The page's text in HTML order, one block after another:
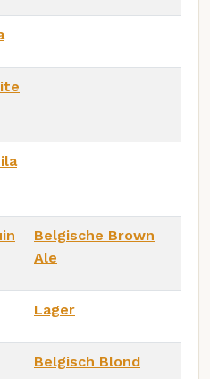
Belgische Brown
Ale
Lager
Belgisch Blond